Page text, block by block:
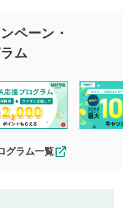
注意
、評価およびコメントの
意事項をご理解のうえ、
ださい。
参考になるコメントをお
同意されたものとみなし
ペーン・
ム
グラム一覧